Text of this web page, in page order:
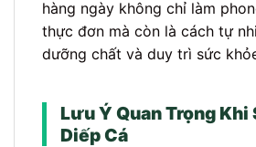
hàng ngày không chỉ làm
thực đơn mà còn là cách tự
dưỡng chất và duy trì sức
Lưu Ý Quan Trọng Khi
Diếp Cá